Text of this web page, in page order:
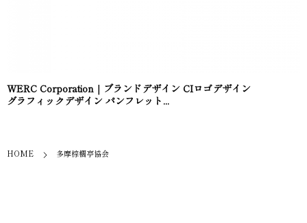
WERC Corporation｜ブランドデザイン CIロゴデザイン
グラフィックデザイン パンフレット...
HOME 多摩棕櫚亭協会